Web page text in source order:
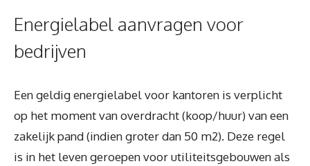
Energielabel aanvragen voor
bedrijven
Een geldig energielabel voor kantoren is verplicht
op het moment van overdracht (koop/huur) van een
zakelijk pand (indien groter dan 50 m2). Deze regel
is in het leven geroepen voor utiliteitsgebouwen als